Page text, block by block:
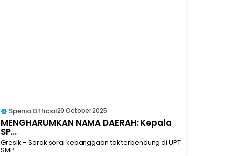
Spenio.official20 October 2025
MENGHARUMKAN NAMA DAERAH: Kepala
SP...
Gresik – Sorak sorai kebanggaan tak terbendung di UPT
SMP...